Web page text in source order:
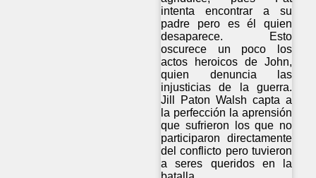
intenta encontrar a su
padre pero es él quien
desaparece. Esto
oscurece un poco los
actos heroicos de John,
quien denuncia las
injusticias de la guerra.
Jill Paton Walsh capta a
la perfección la aprensión
que sufrieron los que no
participaron directamente
del conflicto pero tuvieron
a seres queridos en la